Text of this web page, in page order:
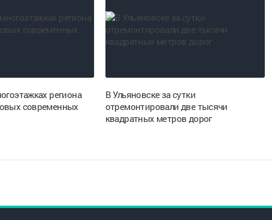
региона
современных
В Ульяновске за сутки
отремонтировали две тысячи
квадратных метров дорог